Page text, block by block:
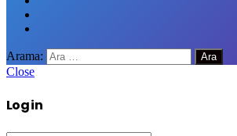
Arama:
Close
Log in